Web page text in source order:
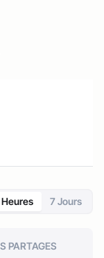
7 Jours
PARTAGES